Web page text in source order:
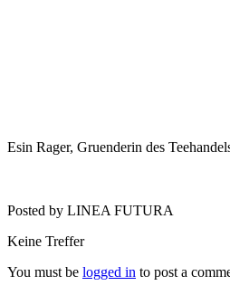
Esin Rager, Gruenderin des
Posted by LINEA FUTURA
Keine Treffer
You must be logged in to post a